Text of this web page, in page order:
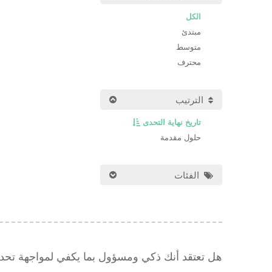
الكل
مبتدئ
متوسط
محترف
الترتيب
تاريخ نهاية التحدى
حلول مقدمة
الفئات
هل تعتقد أنك ذكي ومسؤول بما يكفي لمواجهة